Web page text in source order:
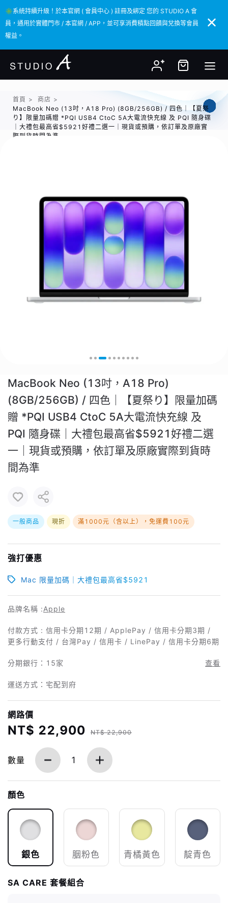
✳️系統持續升級！於本官網 ( 會員中心 ) 註冊及綁定 您的 STUDIO A 會
員，通用於實體門市 / 本官網 / APP，並可享消費積點回饋與兌換等會員
權益。
✳️系統持續升級！於本官網 ( 會員中心 ) 註冊及綁定 您的 STUDIO A 會
員，通用於實體門市 / 本官網 / APP，並可享消費積點回饋與兌換等會員
權益。
首頁 > 商店 >
MacBook Neo (13吋，A18 Pro) (8GB/256GB) / 四色｜【夏祭
り】限量加碼贈 *PQI USB4 CtoC 5A大電流快充線 及 PQI 隨身碟
｜大禮包最高省$5921好禮二選一｜現貨或預購，依訂單及原廠實
際到貨時間為準
MacBook Neo (13吋，A18 Pro)
(8GB/256GB) / 四色｜【夏祭り】限量加碼
贈 *PQI USB4 CtoC 5A大電流快充線 及
PQI 隨身碟｜大禮包最高省$5921好禮二選
一｜現貨或預購，依訂單及原廠實際到貨時
間為準
一般商品 現折 滿1000元（含以上），免運費100元
強打優惠
Mac 限量加碼｜大禮包最高省$5921
品牌名稱 :Apple
付款方式 : 信用卡分期12期 / ApplePay / 信用卡分期3期 /
更多行動支付 / 台灣Pay / 信用卡 / LinePay / 信用卡分期6期
分期銀行： 15家 查看
運送方式：宅配到府
網路價
NT$ 22,900 NT$ 22,900
數量 1
顏色
銀色 胭粉色 青橘黃色 靛青色
SA CARE 套餐組合